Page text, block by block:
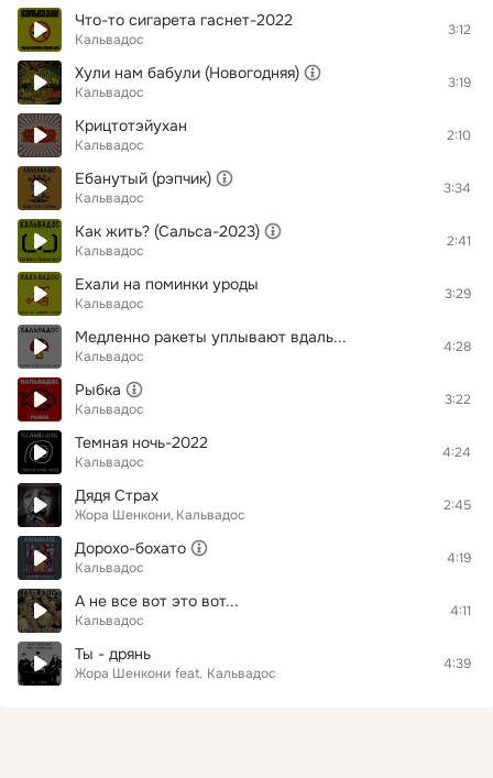
Что-то сигарета гаснет-2022
Кальвадос
3:12
Хули нам бабули (Новогодняя)
Кальвадос
3:19
Крицтотэйухан
Кальвадос
2:10
Ебанутый (рэпчик)
Кальвадос
3:34
Как жить? (Сальса-2023)
Кальвадос
2:41
Ехали на поминки уроды
Кальвадос
3:29
Медленно ракеты уплывают вдаль...
Кальвадос
4:28
Рыбка
Кальвадос
3:22
Темная ночь-2022
Кальвадос
4:24
Дядя Страх
Жора Шенкони Кальвадос
2:45
Дорохо-бохато
Кальвадос
4:19
А не все вот это вот...
Кальвадос
4:11
Ты - дрянь
Жора Шенкони feat. Кальвадос
4:39